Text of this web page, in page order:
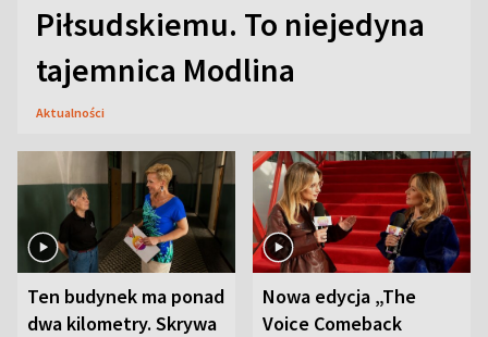
Piłsudskiemu. To niejedyna
tajemnica Modlina
Aktualności
Ten budynek ma ponad
dwa kilometry. Skrywa
Nowa edycja „The
Voice Comeback